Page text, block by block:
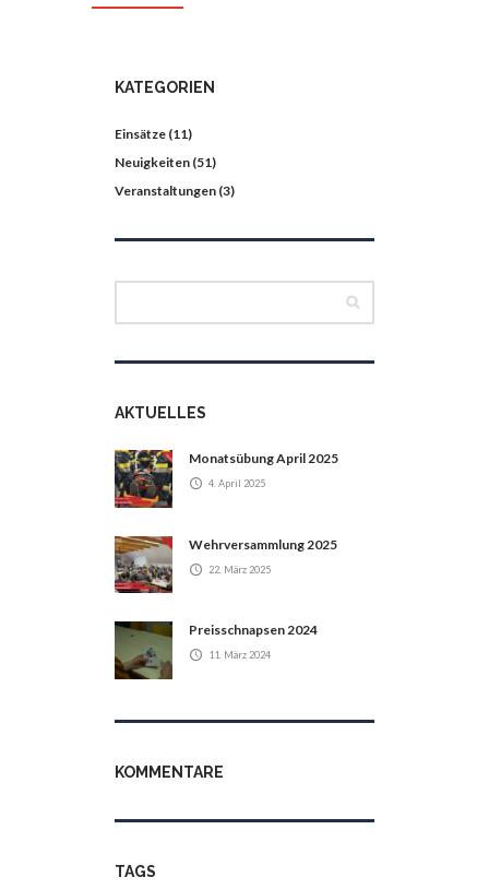
KATEGORIEN
Einsätze (11)
Neuigkeiten (51)
Veranstaltungen (3)
AKTUELLES
Monatsübung April 2025
4. April 2025
Wehrversammlung 2025
22. März 2025
Preisschnapsen 2024
11. März 2024
KOMMENTARE
TAGS